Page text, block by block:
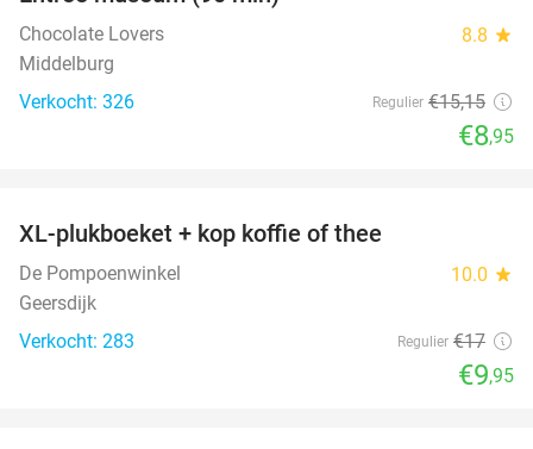
Chocolate Lovers 8.8 star
Middelburg
Verkocht: 326
Regulier €15,15
€8,95
XL-plukboeket + kop koffie of thee
De Pompoenwinkel 10.0 star
Geersdijk
Verkocht: 283
Regulier €17
€9,95